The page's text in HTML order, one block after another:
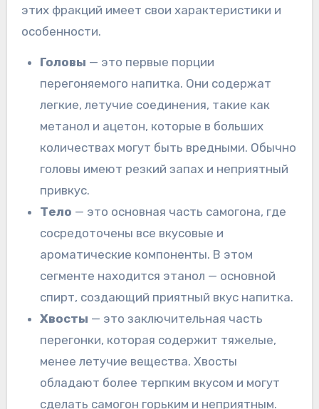
этих фракций имеет свои характеристики и
особенности.
Головы — это первые порции
перегоняемого напитка. Они содержат
легкие, летучие соединения, такие как
метанол и ацетон, которые в больших
количествах могут быть вредными. Обычно
головы имеют резкий запах и неприятный
привкус.
Тело — это основная часть самогона, где
сосредоточены все вкусовые и
ароматические компоненты. В этом
сегменте находится этанол — основной
спирт, создающий приятный вкус напитка.
Хвосты — это заключительная часть
перегонки, которая содержит тяжелые,
менее летучие вещества. Хвосты
обладают более терпким вкусом и могут
сделать самогон горьким и неприятным.